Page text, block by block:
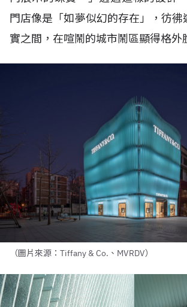
門店像是「如夢似幻的存在」，彷
實之間，在喧鬧的城市鬧區顯得格外
（圖片來源：Tiffany & Co.、MVRDV）